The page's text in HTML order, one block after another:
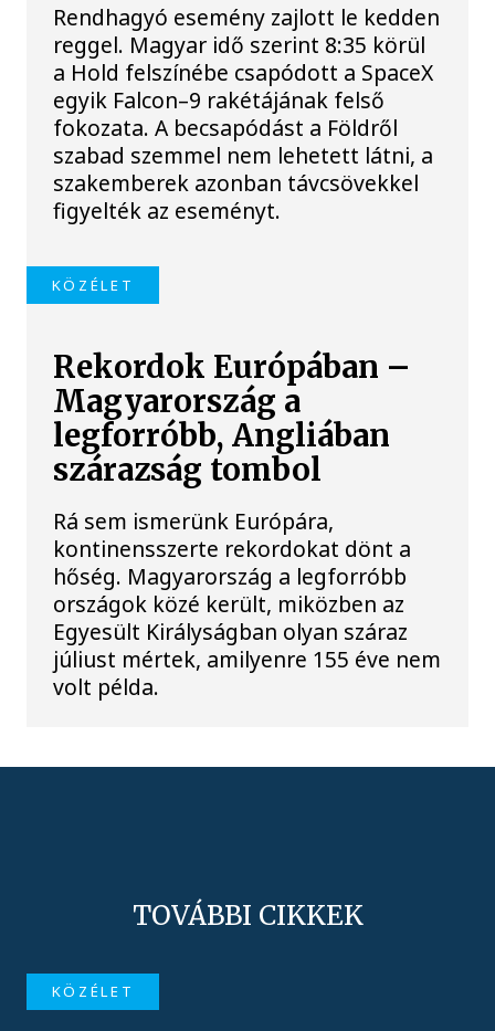
Rendhagyó esemény zajlott le kedden
reggel. Magyar idő szerint 8:35 körül
a Hold felszínébe csapódott a SpaceX
egyik Falcon–9 rakétájának felső
fokozata. A becsapódást a Földről
szabad szemmel nem lehetett látni, a
szakemberek azonban távcsövekkel
figyelték az eseményt.
KÖZÉLET
Rekordok Európában –
Magyarország a
legforróbb, Angliában
szárazság tombol
Rá sem ismerünk Európára,
kontinensszerte rekordokat dönt a
hőség. Magyarország a legforróbb
országok közé került, miközben az
Egyesült Királyságban olyan száraz
júliust mértek, amilyenre 155 éve nem
volt példa.
TOVÁBBI CIKKEK
KÖZÉLET